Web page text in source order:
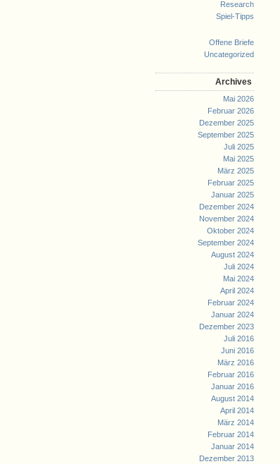
Research
Spiel-Tipps
Offene Briefe
Uncategorized
Archives
Mai 2026
Februar 2026
Dezember 2025
September 2025
Juli 2025
Mai 2025
März 2025
Februar 2025
Januar 2025
Dezember 2024
November 2024
Oktober 2024
September 2024
August 2024
Juli 2024
Mai 2024
April 2024
Februar 2024
Januar 2024
Dezember 2023
Juli 2016
Juni 2016
März 2016
Februar 2016
Januar 2016
August 2014
April 2014
März 2014
Februar 2014
Januar 2014
Dezember 2013